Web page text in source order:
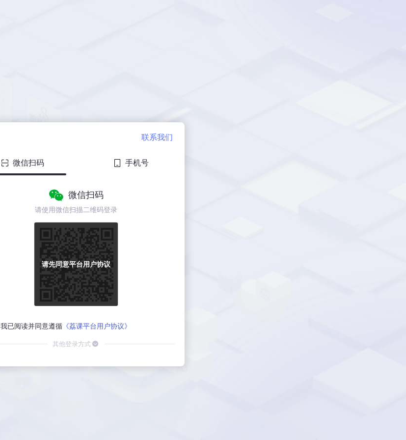
联系我们
微信扫码 手机号
微信扫码
请使用微信扫描二维码登录
请先同意平台用户协议
我已阅读并同意遵循 《荔课平台用户协议》
其他登录方式